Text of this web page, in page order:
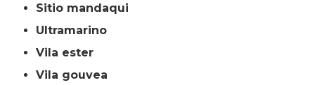
sitio mandaqui
ultramarino
vila ester
vila gouvea